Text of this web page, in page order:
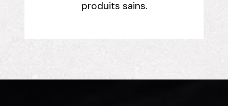
produits sains.